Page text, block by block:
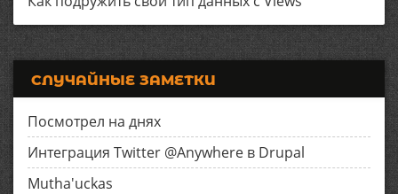
СЛУЧАЙНЫЕ ЗАМЕТКИ
Посмотрел на днях
Интеграция Twitter @Anywhere в Drupal
Mutha'uckas